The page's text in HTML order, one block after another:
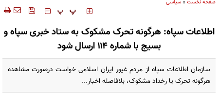
صفحه نخست »سیاسی
‍‍‍ پ پ
اطلاعات سپاه: هرگونه تحرک مشکوک به ستاد خبری سپاه و
بسیج با شماره ۱۱۴ ارسال شود
سازمان اطلاعات سپاه از مردم غیور ایران اسلامی خواست درصورت مشاهده
هرگونه تحرک یا رخداد مشکوک، بلافاصله اخبار...